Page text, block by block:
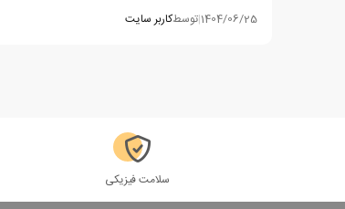
1404/06/25
|توسطکاربر سایت
سلامت فیزیکی